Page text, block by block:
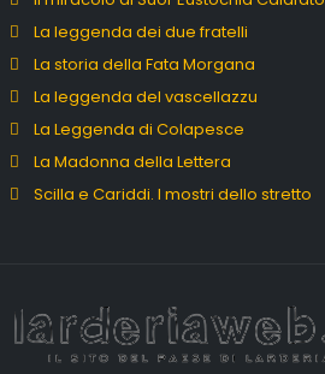
La leggenda dei due fratelli
La storia della Fata Morgana
La leggenda del vascellazzu
La Leggenda di Colapesce
La Madonna della Lettera
Scilla e Cariddi. I mostri dello stretto